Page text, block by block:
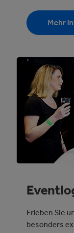
Mehr
Erleben Sie
besonders